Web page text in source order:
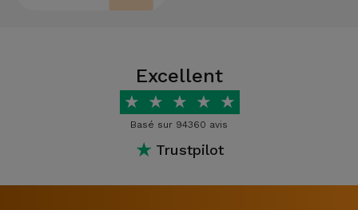
Excellent
★ ★ ★ ★ ★
Basé sur 94360 avis
★ Trustpilot